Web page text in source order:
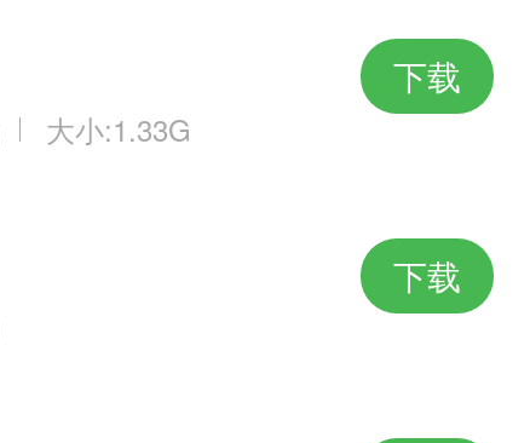
大小:1.33G
下载
下载